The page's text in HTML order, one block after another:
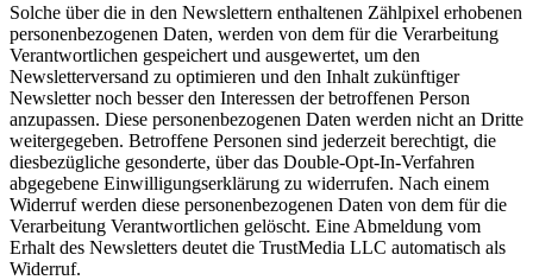
Solche über die in den Newslettern enthaltenen Zählpixel erhobenen
personenbezogenen Daten, werden von dem für die Verarbeitung
Verantwortlichen gespeichert und ausgewertet, um den
Newsletterversand zu optimieren und den Inhalt zukünftiger
Newsletter noch besser den Interessen der betroffenen Person
anzupassen. Diese personenbezogenen Daten werden nicht an Dritte
weitergegeben. Betroffene Personen sind jederzeit berechtigt, die
diesbezügliche gesonderte, über das Double-Opt-In-Verfahren
abgegebene Einwilligungserklärung zu widerrufen. Nach einem
Widerruf werden diese personenbezogenen Daten von dem für die
Verarbeitung Verantwortlichen gelöscht. Eine Abmeldung vom
Erhalt des Newsletters deutet die TrustMedia LLC automatisch als
Widerruf.